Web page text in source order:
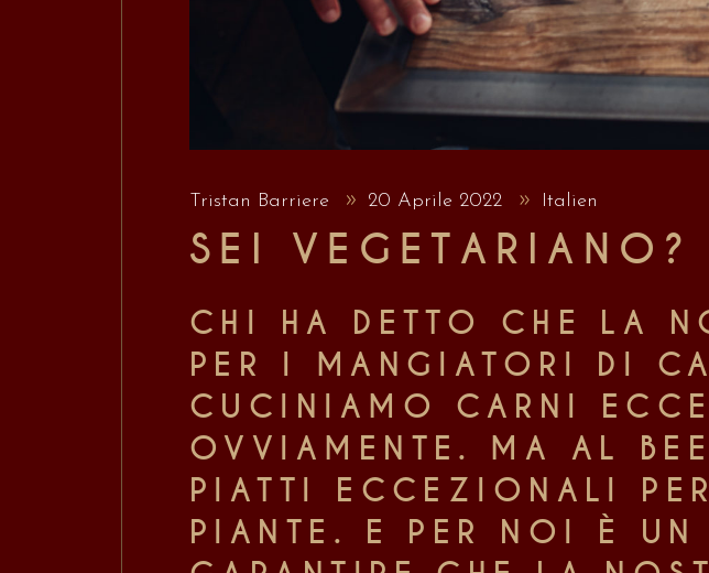
Tristan Barriere 20 Aprile 2022 Italien
SEI
CHI HA DETTO CHE LA
PER I MANGIATORI DI
CUCINIAMO CARNI
OVVIAMENTE. MA AL
PIATTI ECCEZIONALI
PIANTE. E PER NOI È UN